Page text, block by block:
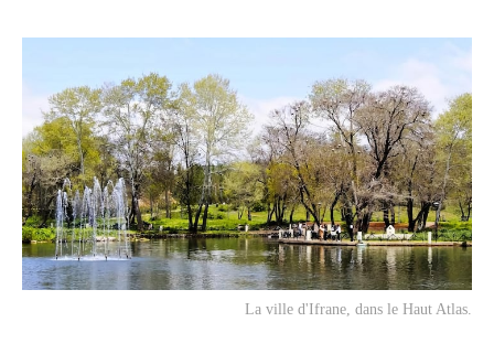
La ville d'Ifrane, dans le Haut Atlas.